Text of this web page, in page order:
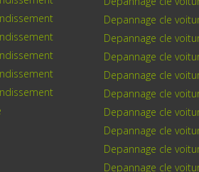
Depannage cle
Depannage cle
Depannage cle
Depannage cle
Depannage cle
Depannage cle
Depannage cle
Depannage cle
Depannage cle